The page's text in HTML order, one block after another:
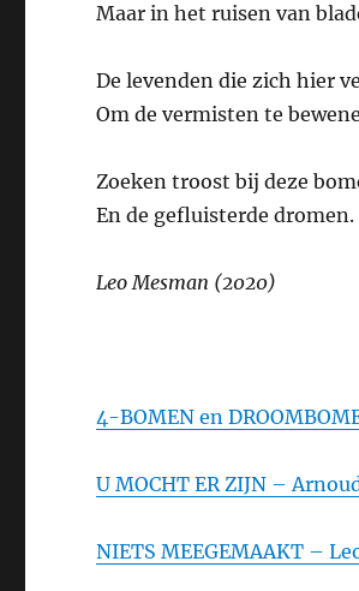
Maar in het ruisen van
De levenden die zich hier
Om de vermisten te
Zoeken troost bij deze
En de gefluisterde dromen.
Leo Mesman (2020)
4-BOMEN en
U MOCHT ER ZIJN –
NIETS MEEGEMAAKT –